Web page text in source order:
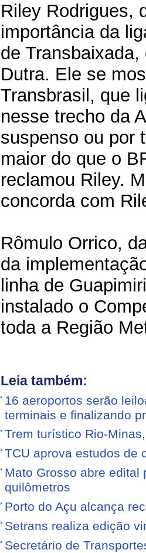
Riley Rodrigues,
importância da
de
Dutra. Ele se
Transbrasil, que
nesse trecho da
suspenso ou por
maior do que o
reclamou Riley.
concorda com
Rômulo Orrico,
da
linha de
instalado o
toda a Região
Leia também:
16 aeroportos serão
terminais e finalizando
Trem turístico Rio-
TCU aprova estudos de
Mato Grosso abre edital
quilômetros
Porto do Açu alcança
Setrans realiza edição
Secretário de